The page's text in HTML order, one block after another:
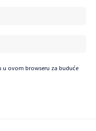
u ovom browseru za buduće